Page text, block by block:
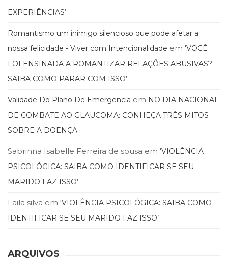
EXPERIÊNCIAS’
Romantismo um inimigo silencioso que pode afetar a
nossa felicidade - Viver com Intencionalidade em ‘VOCÊ
FOI ENSINADA A ROMANTIZAR RELAÇÕES ABUSIVAS?
SAIBA COMO PARAR COM ISSO’
Validade Do Plano De Emergencia em NO DIA NACIONAL
DE COMBATE AO GLAUCOMA: CONHEÇA TRÊS MITOS
SOBRE A DOENÇA
Sabrinna Isabelle Ferreira de sousa em ‘VIOLÊNCIA
PSICOLÓGICA: SAIBA COMO IDENTIFICAR SE SEU
MARIDO FAZ ISSO’
Laila silva em ‘VIOLÊNCIA PSICOLÓGICA: SAIBA COMO
IDENTIFICAR SE SEU MARIDO FAZ ISSO’
ARQUIVOS